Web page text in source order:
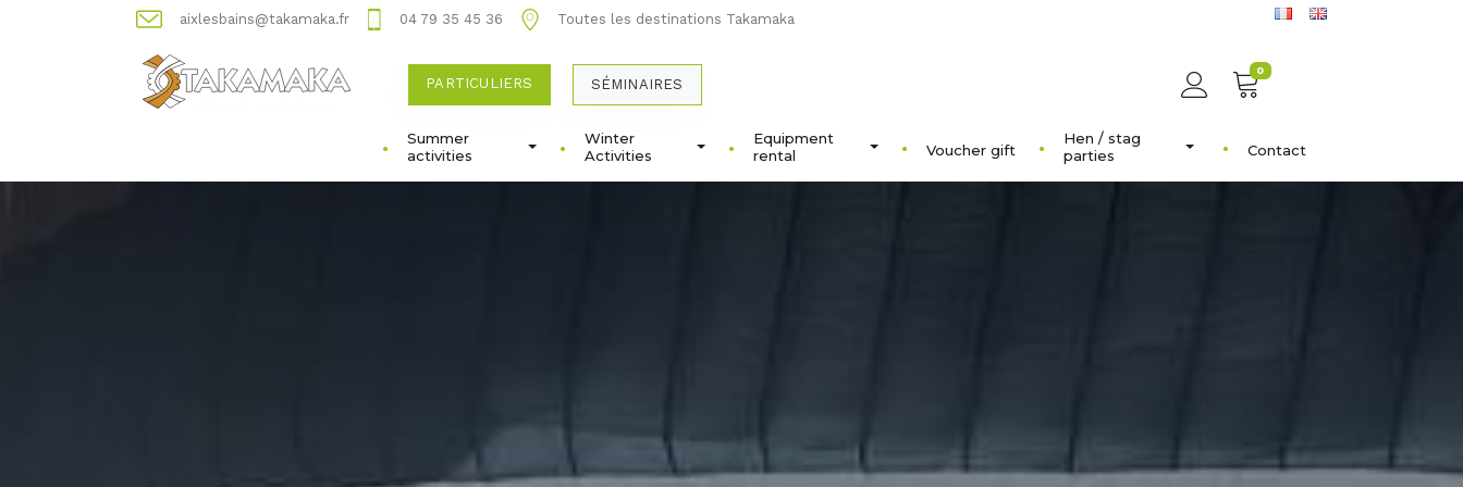
aixlesbains@takamaka.fr 04 79 35 45 36 Toutes les destinations Takamaka
PARTICULIERS SÉMINAIRES
0
Summer
activities
Winter
Activities
Equipment
rental
Voucher gift
Hen / stag
parties
Contact